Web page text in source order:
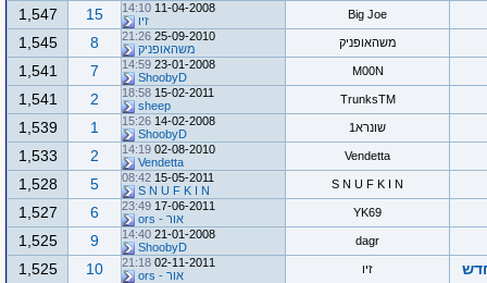
Big Joe
11-04-2008
14:10
זיו
15
1,547
משהאופניק 25-09-2010
21:26
משהאופניק
8
1,545
M00N
23-01-2008
14:59
ShoobyD
7
1,541
TrunksTM
15-02-2011
18:58
sheep
2
1,541
שונרא1 14-02-2008
15:26
ShoobyD
1
1,539
Vendetta
02-08-2010
14:19
Vendetta
2
1,533
S N U F K I N
15-05-2011
08:42
S N U F K I N
5
1,528
YK69
17-06-2011
23:49
אור - ors
6
1,527
dagr
21-01-2008
14:40
ShoobyD
9
1,525
זיו 02-11-2011
21:18
אור - ors
10
1,525